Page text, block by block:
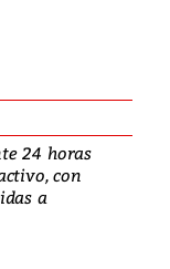
24 horas
con
a